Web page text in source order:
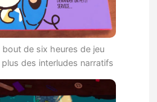
bout de six heures de jeu
plus des interludes narratifs